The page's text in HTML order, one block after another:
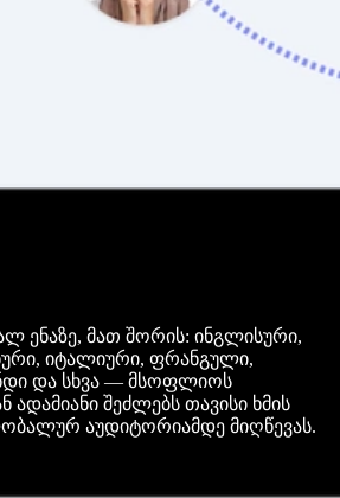
ენაზე, მათ შორის: ინგლისური,
იტალიური, ფრანგული,
და სხვა — მსოფლიოს
ადამიანი შეძლებს თავისი ხმის
აუდიტორიამდე მიღწევას.